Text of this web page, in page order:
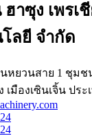
าซุง เพรเ
ลยี จำกัด
หยวนสาย 1 ชุม
มืองเซินเจิ้น ประ